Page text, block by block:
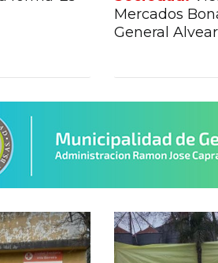
Mercados
General Alvear